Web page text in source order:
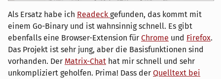
Als Ersatz habe ich Readeck gefunden, das kommt mit
einem Go-Binary und ist wahnsinnig schnell. Es gibt
ebenfalls eine Browser-Extension für Chrome und Firefox.
Das Projekt ist sehr jung, aber die Basisfunktionen sind
vorhanden. Der Matrix-Chat hat mir schnell und sehr
unkompliziert geholfen. Prima! Dass der Quelltext bei